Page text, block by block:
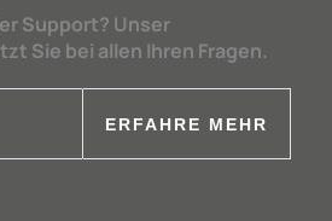
Support? Unser
Sie bei allen Ihren Fragen.
ERFAHRE MEHR